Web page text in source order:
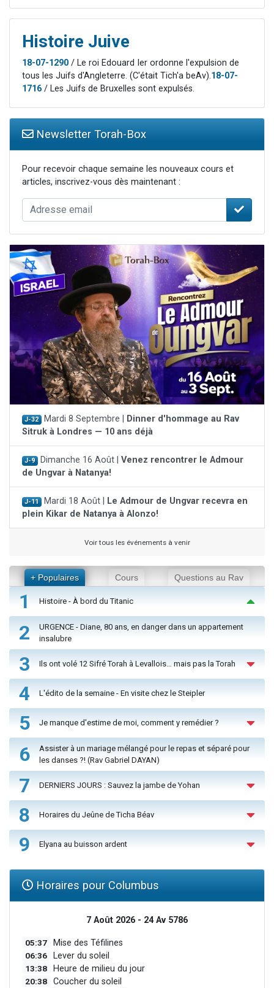
Histoire Juive
18-07-1290 / Le roi Edouard Ier ordonne l'expulsion de
tous les Juifs d'Angleterre. (C'était Tich'a beAv).18-07-
1716 / Les Juifs de Bruxelles sont expulsés.
Newsletter Torah-Box
Pour recevoir chaque semaine les nouveaux cours et
articles, inscrivez-vous dès maintenant :
J-32 Mardi 8 Septembre |
Dinner d'hommage au Rav
Sitruk à Londres — 10 ans déjà
J-9 Dimanche 16 Août | Venez rencontrer le Admour
de Ungvar à Natanya!
J-11 Mardi 18 Août |
Le Admour de Ungvar recevra en
plein Kikar de Natanya à Alonzo!
Voir tous les événements à venir
+ Populaires Cours Questions au Rav
1 Histoire - À bord du Titanic
2
URGENCE - Diane, 80 ans, en danger dans un appartement
insalubre
3 Ils ont volé 12 Sifré Torah à Levallois… mais pas la Torah
4 L'édito de la semaine - En visite chez le Steipler
5 Je manque d'estime de moi, comment y remédier ?
6
Assister à un mariage mélangé pour le repas et séparé pour
les danses ?! (Rav Gabriel DAYAN)
7 DERNIERS JOURS : Sauvez la jambe de Yohan
8 Horaires du Jeûne de Ticha Béav
9 Elyana au buisson ardent
Horaires pour Columbus
7 Août 2026 - 24 Av 5786
05:37 Mise des Téfilines
06:36 Lever du soleil
13:38 Heure de milieu du jour
20:38 Coucher du soleil